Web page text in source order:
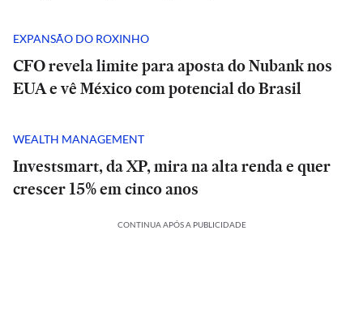
EXPANSÃO DO ROXINHO
CFO revela limite para aposta do Nubank nos
EUA e vê México com potencial do Brasil
WEALTH MANAGEMENT
Investsmart, da XP, mira na alta renda e quer
crescer 15% em cinco anos
CONTINUA APÓS A PUBLICIDADE